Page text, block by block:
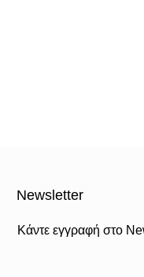
Newsletter
Κάντε εγγραφή στο